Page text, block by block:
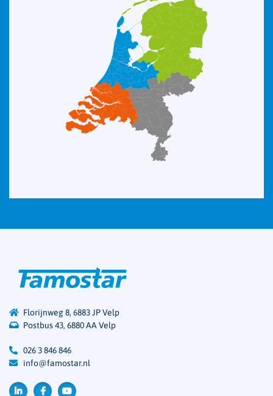
Florijnweg 8, 6883 JP Velp
Postbus 43, 6880 AA Velp
026 3 846 846
info@famostar.nl